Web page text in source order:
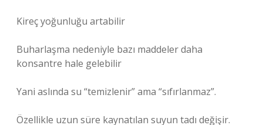
Kireç yoğunluğu artabilir
Buharlaşma nedeniyle bazı maddeler daha
konsantre hale gelebilir
Yani aslında su “temizlenir” ama “sıfırlanmaz”.
Özellikle uzun süre kaynatılan suyun tadı değişir.